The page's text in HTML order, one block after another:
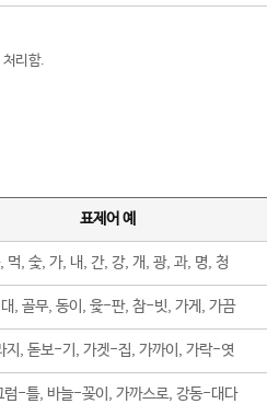
처리함.
표제어 예
먹, 숯, 가, 내, 간, 강, 개, 광, 과, 명, 청
, 골무, 동이, 윷-판, 참-빗, 가게, 가끔
지, 돋보-기, 가겟-집, 가까이, 가락-엿
럼-틀, 바늘-꽂이, 가까스로, 강동-대다